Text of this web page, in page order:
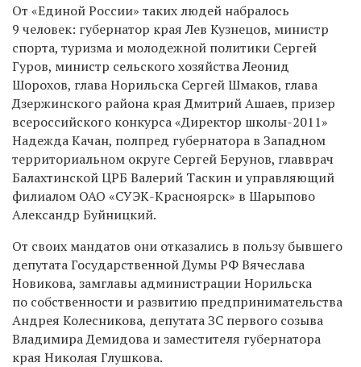
От «Единой России» таких людей набралось
9 человек: губернатор края Лев Кузнецов, министр
спорта, туризма и молодежной политики Сергей
Гуров, министр сельского хозяйства Леонид
Шорохов, глава Норильска Сергей Шмаков, глава
Дзержинского района края Дмитрий Ашаев, призер
всероссийского конкурса «Директор школы-2011»
Надежда Качан, полпред губернатора в Западном
территориальном округе Сергей Берунов, главврач
Балахтинской ЦРБ Валерий Таскин и управляющий
филиалом ОАО «СУЭК-Красноярск» в Шарыпово
Александр Буйницкий.
От своих мандатов они отказались в пользу бывшего
депутата Государственной Думы РФ Вячеслава
Новикова, замглавы администрации Норильска
по собственности и развитию предпринимательства
Андрея Колесникова, депутата ЗС первого созыва
Владимира Демидова и заместителя губернатора
края Николая Глушкова.